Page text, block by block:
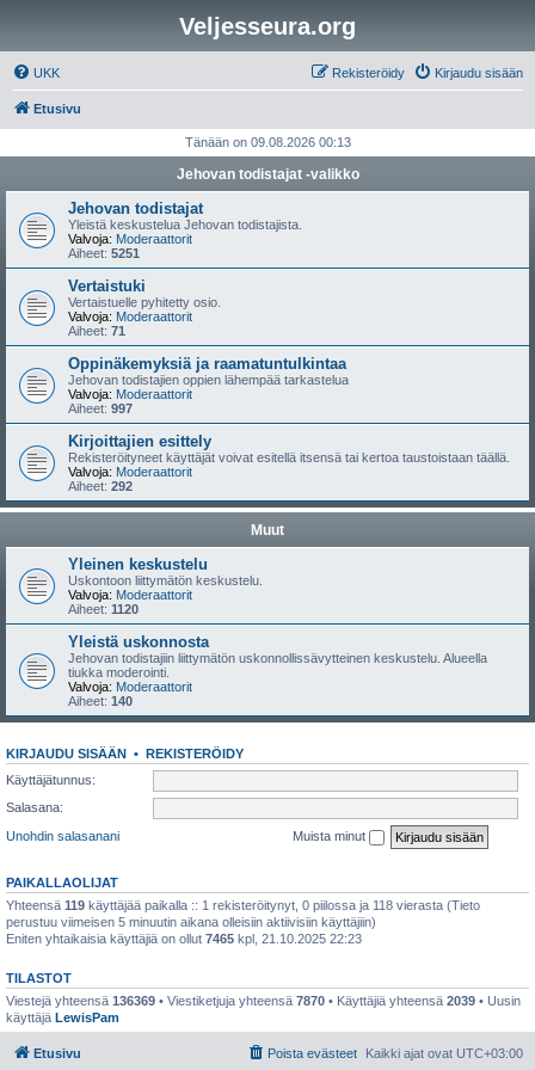
Veljesseura.org
UKK Kirjaudu sisään
Rekisteröidy
Etusivu
Tänään on 09.08.2026 00:13
Jehovan todistajat -valikko
Jehovan todistajat
Yleistä keskustelua Jehovan todistajista.
Valvoja: Moderaattorit
Aiheet: 5251
Vertaistuki
Vertaistuelle pyhitetty osio.
Valvoja: Moderaattorit
Aiheet: 71
Oppinäkemyksiä ja raamatuntulkintaa
Jehovan todistajien oppien lähempää tarkastelua
Valvoja: Moderaattorit
Aiheet: 997
Kirjoittajien esittely
Rekisteröityneet käyttäjät voivat esitellä itsensä tai kertoa taustoistaan täällä.
Valvoja: Moderaattorit
Aiheet: 292
Muut
Yleinen keskustelu
Uskontoon liittymätön keskustelu.
Valvoja: Moderaattorit
Aiheet: 1120
Yleistä uskonnosta
Jehovan todistajiin liittymätön uskonnollissävytteinen keskustelu. Alueella
tiukka moderointi.
Valvoja: Moderaattorit
Aiheet: 140
KIRJAUDU SISÄÄN • REKISTERÖIDY
Käyttäjätunnus:
Salasana:
Unohdin salasanani
Muista minut
PAIKALLAOLIJAT
Yhteensä 119 käyttäjää paikalla :: 1 rekisteröitynyt, 0 piilossa ja 118 vierasta (Tieto
perustuu viimeisen 5 minuutin aikana olleisiin aktiivisiin käyttäjiin)
Eniten yhtaikaisia käyttäjiä on ollut 7465 kpl, 21.10.2025 22:23
TILASTOT
Viestejä yhteensä 136369 • Viestiketjuja yhteensä 7870 • Käyttäjiä yhteensä 2039 • Uusin
käyttäjä LewisPam
Etusivu Kaikki ajat ovat UTC+03:00
Poista evästeet